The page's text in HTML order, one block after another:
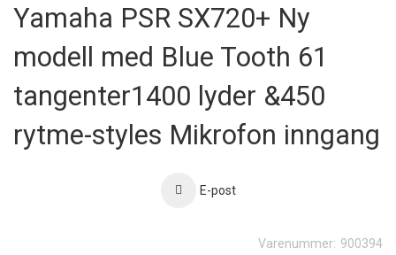
the
of
the
images
gallery
Yamaha PSR SX720+ Ny
modell med Blue Tooth 61
tangenter1400 lyder &450
rytme-styles Mikrofon inngang
E-post
Varenummer: 900394